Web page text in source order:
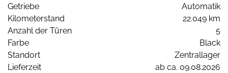
Getriebe
Automatik
Kilometerstand
22.049 km
Anzahl der Türen
5
Farbe
Black
Standort
Zentrallager
Lieferzeit
ab ca. 09.08.2026